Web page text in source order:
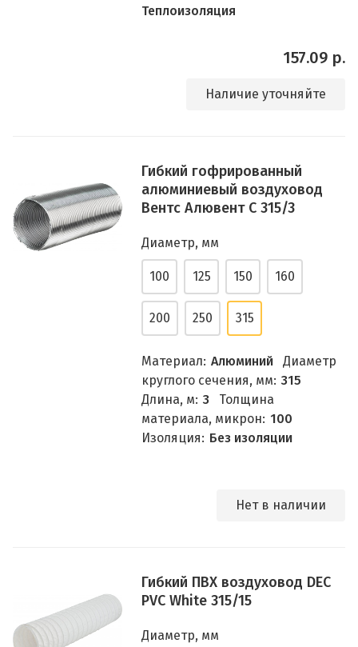
Теплоизоляция
157.09 р.
Наличие уточняйте
Гибкий гофрированный
алюминиевый воздуховод
Вентс Алювент С 315/3
Диаметр, мм
100 125 150 160
200 250 315
Материал: Алюминий
Диаметр
круглого сечения, мм: 315
Длина, м: 3
Толщина
материала, микрон: 100
Изоляция: Без изоляции
Нет в наличии
Гибкий ПВХ воздуховод DEC
PVC White 315/15
Диаметр, мм